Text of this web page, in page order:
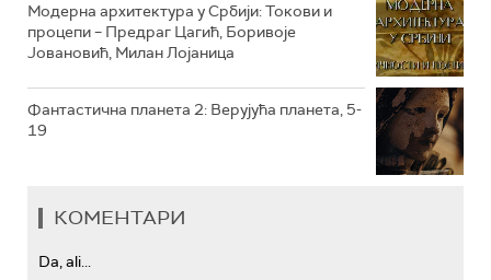
Модерна архитектура у Србији: Токови и
процепи – Предраг Цагић, Боривоје
Јовановић, Милан Лојаница
Фантастична планета 2: Верујућа планета, 5-
19
КОМЕНТАРИ
Da, ali...